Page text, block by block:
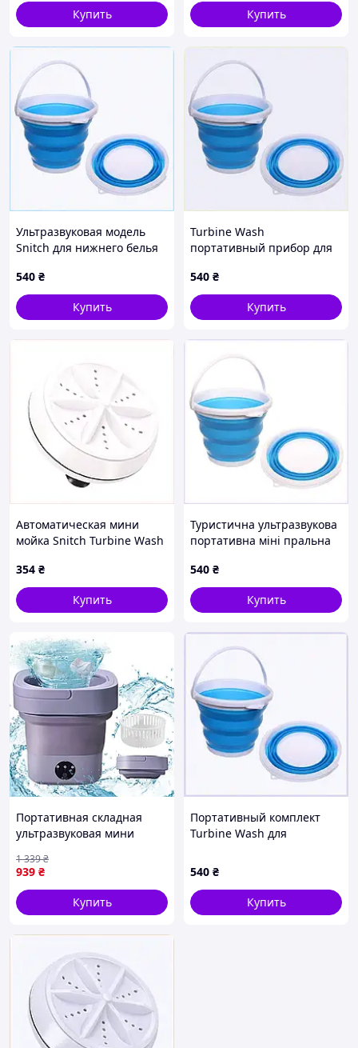
Купить
Купить
Ультразвуковая модель
Snitch для нижнего белья
540 ₴
Купить
Turbine Wash
портативный прибор для
540 ₴
Купить
Автоматическая мини
мойка Snitch Turbine Wash
354 ₴
Купить
Туристична ультразвукова
портативна міні пральна
Ultrasonic + відро
(1857390621 85K158B53
540 ₴
Купить
Портативная складная
ультразвуковая мини
12L для деликатного белья
939 ₴
1 339₴
Купить
Портативный комплект
Turbine Wash для
540 ₴
Купить